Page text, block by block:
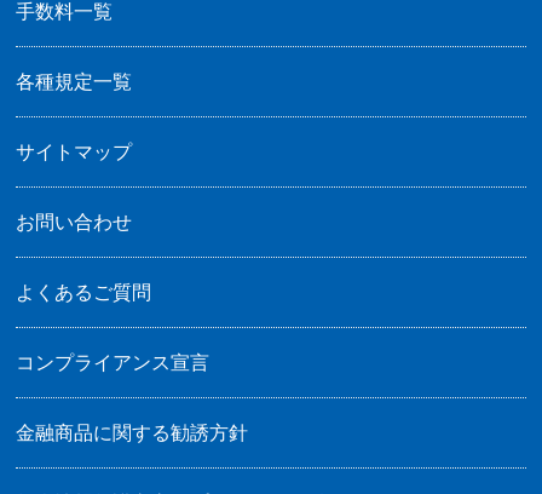
手数料一覧
各種規定一覧
サイトマップ
お問い合わせ
よくあるご質問
コンプライアンス宣言
金融商品に関する勧誘方針